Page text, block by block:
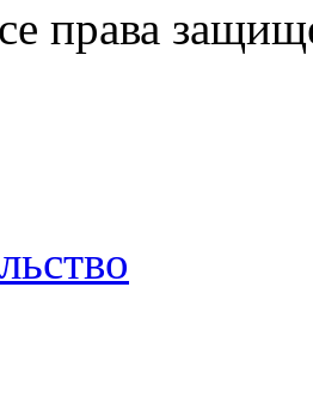
права